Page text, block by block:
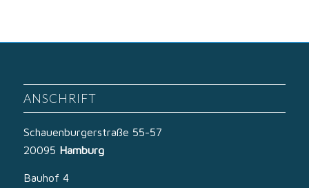
ANSCHRIFT
Schauenburgerstraße 55-57
20095 Hamburg
Bauhof 4